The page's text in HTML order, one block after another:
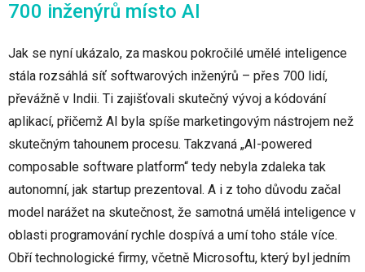
700 inženýrů místo AI
Jak se nyní ukázalo, za maskou pokročilé umělé inteligence
stála rozsáhlá síť softwarových inženýrů – přes 700 lidí,
převážně v Indii. Ti zajišťovali skutečný vývoj a kódování
aplikací, přičemž AI byla spíše marketingovým nástrojem než
skutečným tahounem procesu. Takzvaná „AI-powered
composable software platform“ tedy nebyla zdaleka tak
autonomní, jak startup prezentoval. A i z toho důvodu začal
model narážet na skutečnost, že samotná umělá inteligence v
oblasti programování rychle dospívá a umí toho stále více.
Obří technologické firmy, včetně Microsoftu, který byl jedním